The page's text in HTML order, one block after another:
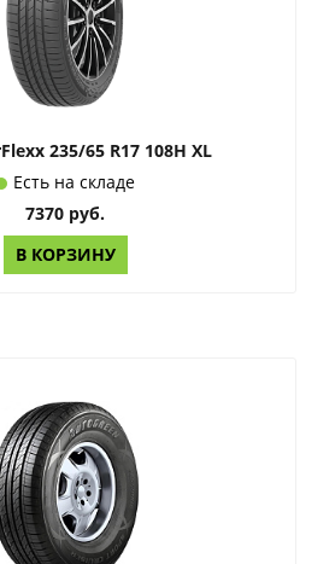
235/65 R17 108H XL
Есть на складе
7370 руб.
В КОРЗИНУ